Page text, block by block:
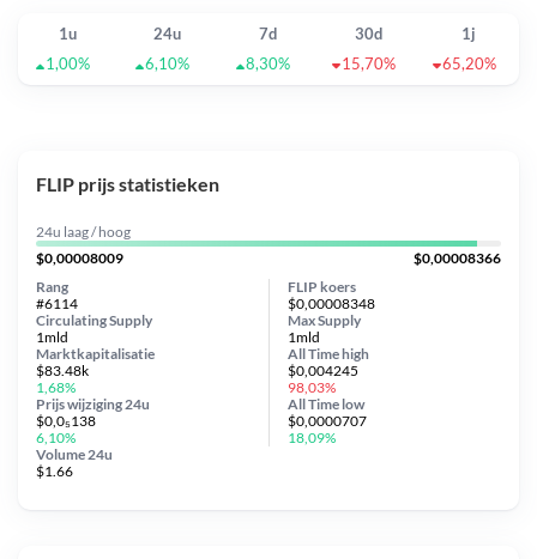
1u 24u 7d 30d
1j
1,00%
6,10% 8,30% 15,70% 65,20%
FLIP prijs statistieken
24u laag / hoog
$0,00008009
$0,00008366
FLIP koers
$0,00008348
Circulating Supply
1mld
Prijs wijziging 24u
$0,0₅138
6,10%
Max Supply
1mld
Marktkapitalisatie
$83.48k
1,68%
Volume 24u
$1.66
Rang
#6114
All Timehigh
$0,004245
98,03%
All Time low
$0,0000707
18,09%